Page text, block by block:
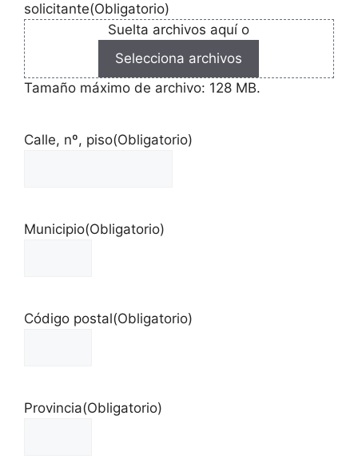
solicitante(Obligatorio)
Suelta archivos aquí o
Selecciona archivos
Tamaño máximo de archivo: 128 MB.
Calle, nº, piso(Obligatorio)
Municipio(Obligatorio)
Código postal(Obligatorio)
Provincia(Obligatorio)